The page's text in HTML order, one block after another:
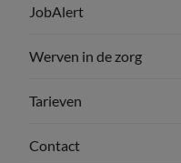
JobAlert
Werven in de zorg
Tarieven
Contact